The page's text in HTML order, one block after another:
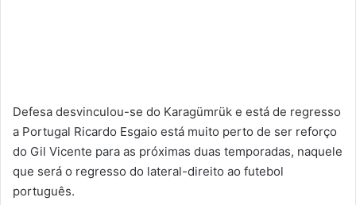
Defesa desvinculou-se do Karagümrük e está de regresso
a Portugal Ricardo Esgaio está muito perto de ser reforço
do Gil Vicente para as próximas duas temporadas, naquele
que será o regresso do lateral-direito ao futebol
português.